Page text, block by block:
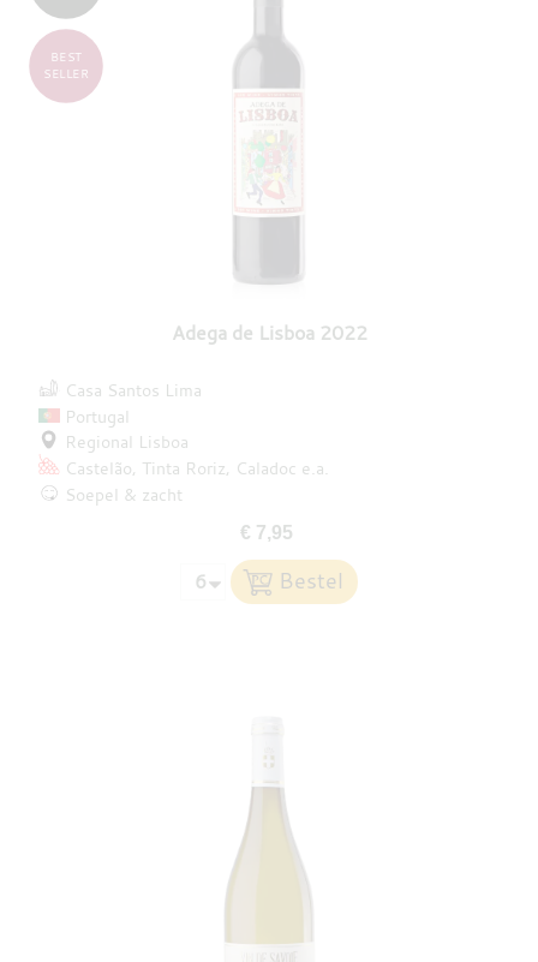
Adega de Lisboa 2022
BEST
SELLER
Casa Santos Lima
Portugal
Regional Lisboa
Castelão Tinta Roriz Caladoc e.a.
Soepel & zacht
€ 7,95